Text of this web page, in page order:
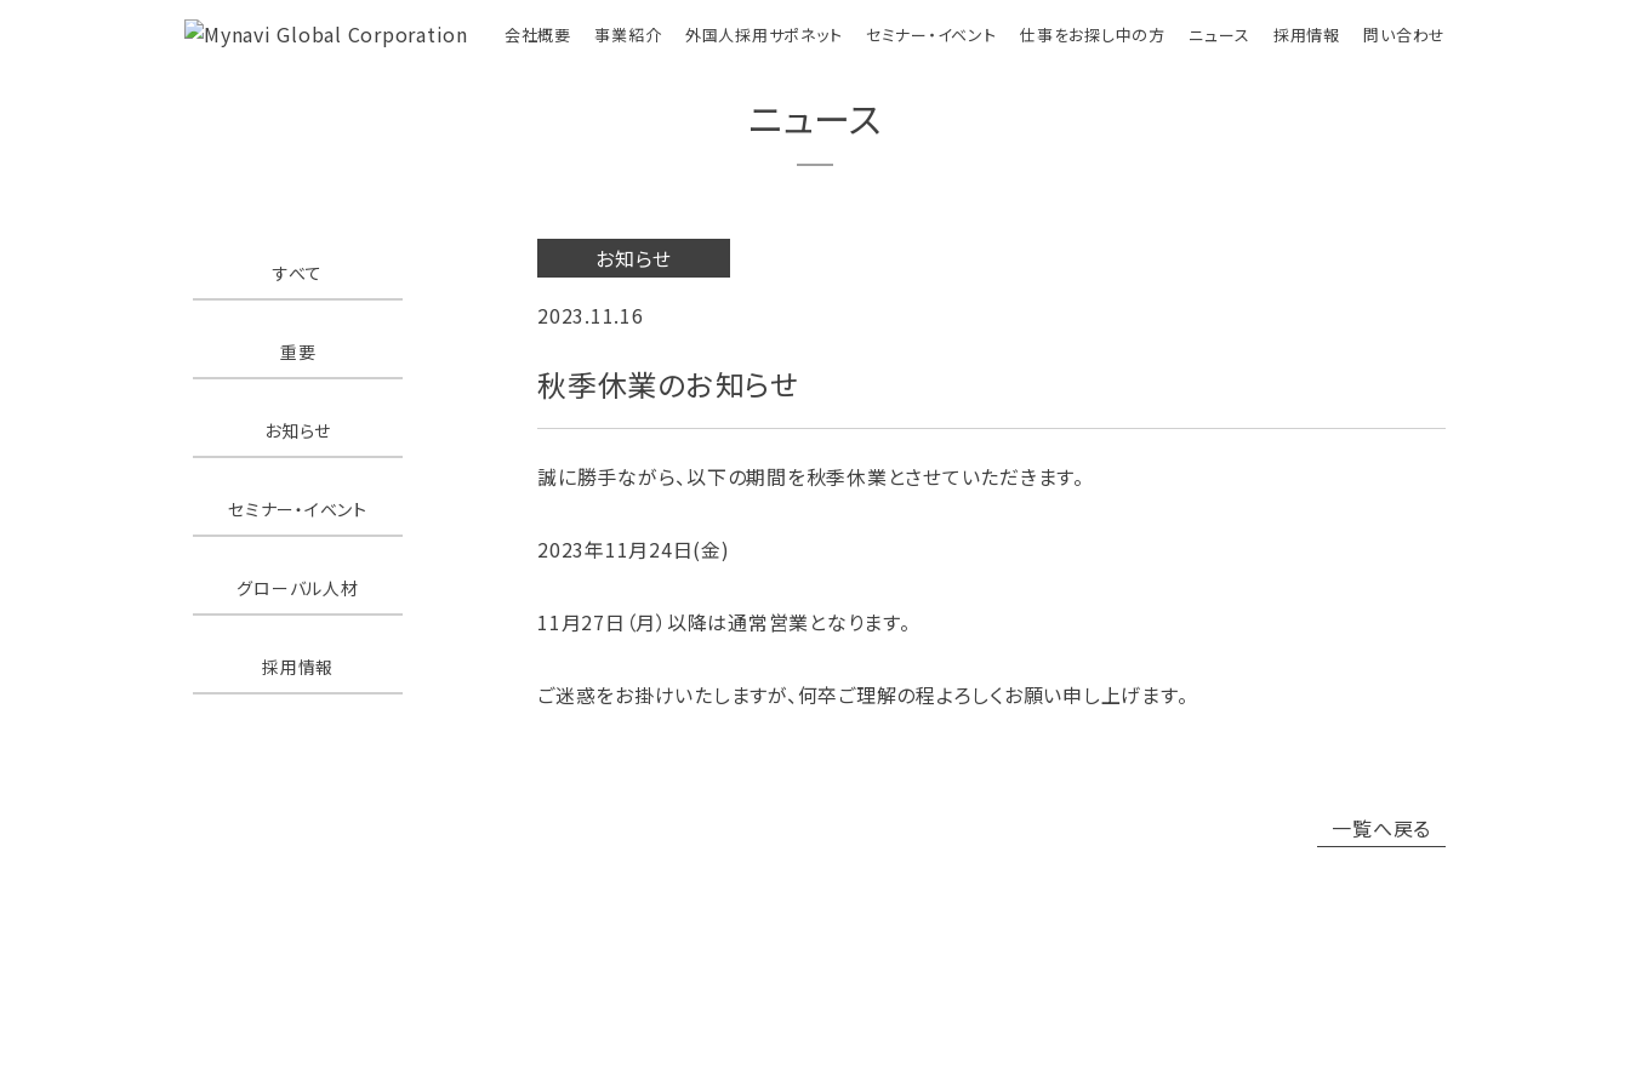
会社概要 事業紹介 外国人採用サポネット セミナー・イベント 仕事をお探し中の方 ニュース 採用情報 問い合わせ
ニュース
すべて
重要
お知らせ
セミナー・イベント
グローバル人材
採用情報
お知らせ
2023.11.16
秋季休業のお知らせ
誠に勝手ながら、以下の期間を秋季休業とさせていただきます。
2023年11月24日(金)
11月27日（月）以降は通常営業となります。
ご迷惑をお掛けいたしますが、何卒ご理解の程よろしくお願い申し上げます。
一覧へ戻る